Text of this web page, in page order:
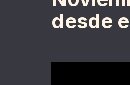
desde